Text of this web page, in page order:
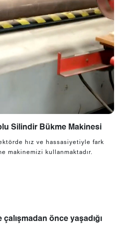
Silindir Bükme Makinesi
hız ve hassasiyetiyle fark
makinemizi kullanmaktadır.
önce yaşadığı